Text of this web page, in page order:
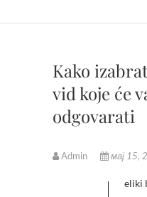
Kako
vid koje će
odgovarati
Admin мај 15,